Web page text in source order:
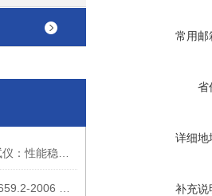
常用邮
省
详细地
补充说